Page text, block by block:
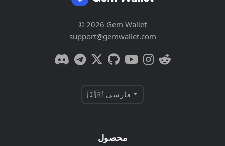
© 2026 Gem Wallet
support@gemwallet.com
🇮🇷 فارسی
محصول